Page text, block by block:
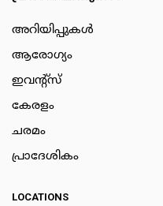
അറിയിപ്പുകള്‍
ആരോഗ്യം
ഇവന്റ്സ്
കേരളം
ചരമം
പ്രാദേശികം
LOCATIONS